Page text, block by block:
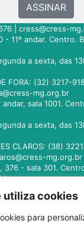
utiliza cookies
para
ASSINAR
| cress@cress-
- 11º andar. Centro.
a sexta, das
FORA: (32) 3217-
mg.org.br
andar, sala 1001.
a sexta, das
CLAROS: (38)
mg.org.br
376 - sala 301.
mg.org.br